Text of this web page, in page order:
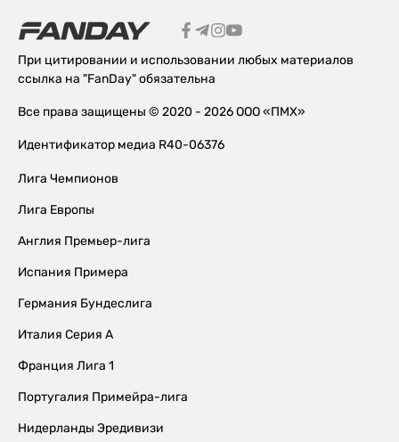
При цитировании и использовании любых материалов
ссылка на "FanDay" обязательна
Все права защищены © 2020 - 2026 ООО «ПМХ»
Идентификатор медиа R40-06376
Лига Чемпионов
Лига Европы
Англия Премьер-лига
Испания Примера
Германия Бундеслига
Италия Серия А
Франция Лига 1
Португалия Примейра-лига
Нидерланды Эредивизи